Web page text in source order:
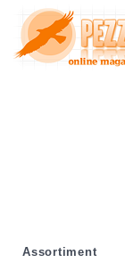
Assortiment